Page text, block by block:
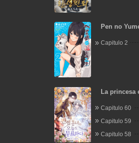
Pen no
Capitulo 2
La princesa
Capitulo 60
Capitulo 59
Capitulo 58